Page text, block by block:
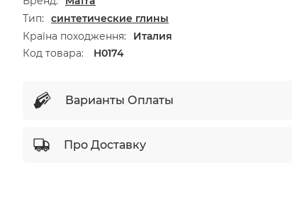
Тип
синтетические глины
Країна походження
Италия
Код товара:
H0174
Варианты Оплаты
Про Доставку